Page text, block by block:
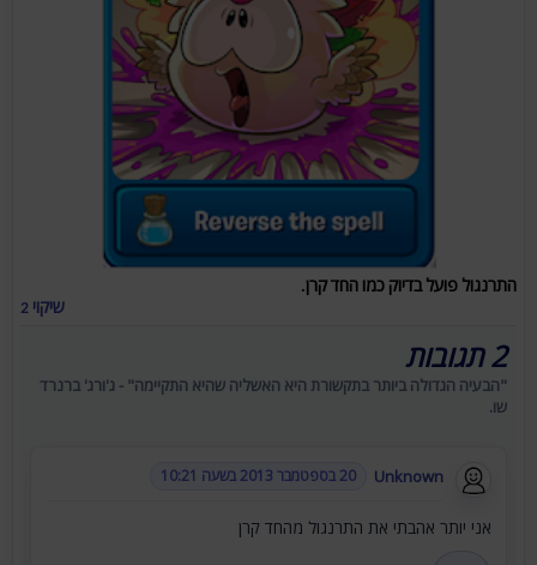
התרנגול פועל בדיוק כמו החד קרן.
שיקוי 2
2 תגובות
"הבעיה הגדולה ביותר בתקשורת היא האשליה שהיא התקיימה" - ג'ורג' ברנרד
שו.
Unknown 20 בספטמבר 2013 בשעה 10:21
אני יותר אהבתי את התרנגול מהחד קרן